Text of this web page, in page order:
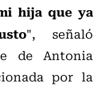
hija que ya
", señaló
de Antonia
por la